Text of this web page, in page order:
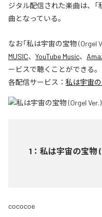
ジタル配信された楽曲は、「
曲となっている。
なお「私は宇宙の宝物 (Orgel
MUSIC、 YouTube Music、
ービスで聴くことができる。
各配信サービス： 私は宇宙の
1 ： 私は宇宙の宝物
cococoe